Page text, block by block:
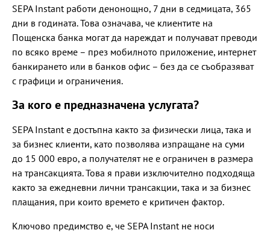
SEPA Instant работи денонощно, 7 дни в седмицата, 365
дни в годината. Това означава, че клиентите на
Пощенска банка могат да нареждат и получават преводи
по всяко време – през мобилното приложение, интернет
банкирането или в банков офис – без да се съобразяват
с графици и ограничения.
За кого е предназначена услугата?
SEPA Instant е достъпна както за физически лица, така и
за бизнес клиенти, като позволява изпращане на суми
до 15 000 евро, а получателят не е ограничен в размера
на трансакцията. Това я прави изключително подходяща
както за ежедневни лични трансакции, така и за бизнес
плащания, при които времето е критичен фактор.
Ключово предимство е, че SEPA Instant не носи